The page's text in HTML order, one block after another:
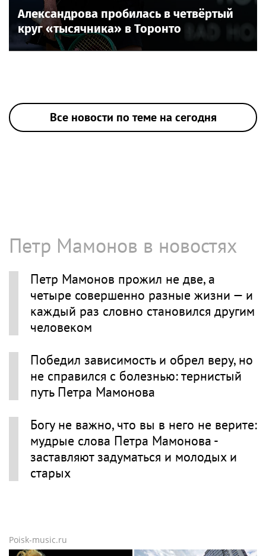
Александрова пробилась в четвёртый
круг «тысячника» в Торонто
Все новости по теме на сегодня
Петр Мамонов в новостях
Петр Мамонов прожил не две, а
четыре совершенно разные жизни — и
каждый раз словно становился другим
человеком
Победил зависимость и обрел веру, но
не справился с болезнью: тернистый
путь Петра Мамонова
Богу не важно, что вы в него не верите:
мудрые слова Петра Мамонова -
заставляют задуматься и молодых и
старых
Poisk-music.ru